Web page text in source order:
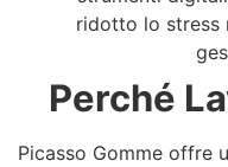
ridotto lo stress
Perché
Picasso Gomme offre